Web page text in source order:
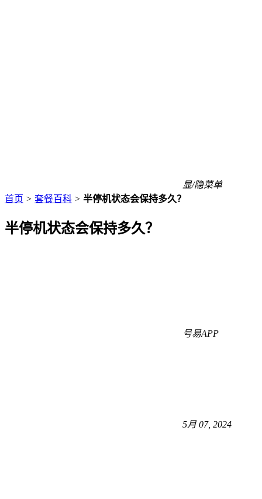
显/隐菜单
首页 > 套餐百科 > 半停机状态会保持多久？
半停机状态会保持多久？
号易APP
5月 07, 2024